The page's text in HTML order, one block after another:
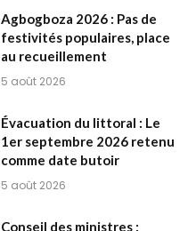
Agbogboza 2026 : Pas de
festivités populaires, place
au recueillement
5 août 2026
Évacuation du littoral : Le
1er septembre 2026 retenu
comme date butoir
5 août 2026
Conseil des ministres :